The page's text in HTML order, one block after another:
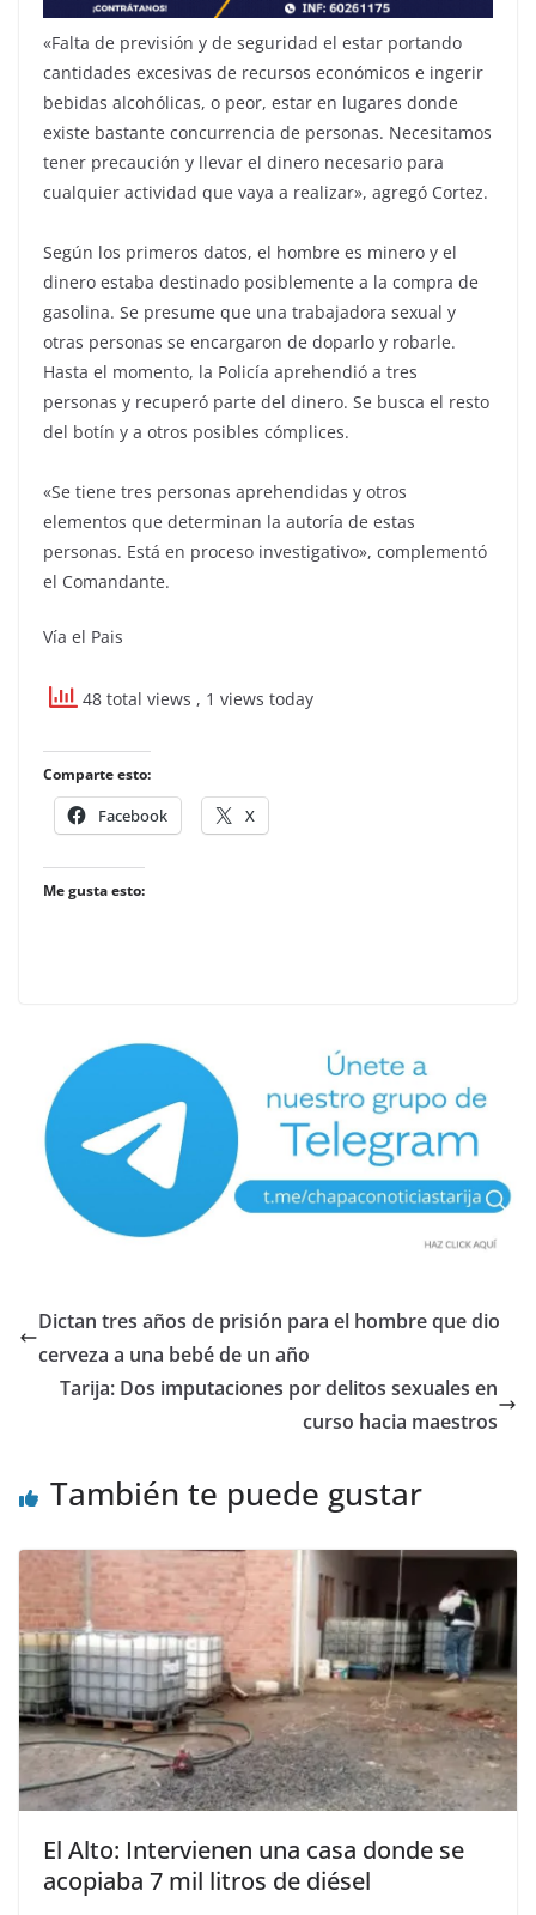
«Falta de previsión y de seguridad el estar portando
cantidades excesivas de recursos económicos e ingerir
bebidas alcohólicas, o peor, estar en lugares donde
existe bastante concurrencia de personas. Necesitamos
tener precaución y llevar el dinero necesario para
cualquier actividad que vaya a realizar», agregó Cortez.
Según los primeros datos, el hombre es minero y el
dinero estaba destinado posiblemente a la compra de
gasolina. Se presume que una trabajadora sexual y
otras personas se encargaron de doparlo y robarle.
Hasta el momento, la Policía aprehendió a tres
personas y recuperó parte del dinero. Se busca el resto
del botín y a otros posibles cómplices.
«Se tiene tres personas aprehendidas y otros
elementos que determinan la autoría de estas
personas. Está en proceso investigativo», complementó
el Comandante.
Vía el Pais
48 total views , 1 views today
Comparte esto:
Facebook X
Me gusta esto:
Dictan tres años de prisión para el hombre que dio
cerveza a una bebé de un año
Tarija: Dos imputaciones por delitos sexuales en
curso hacia maestros
También te puede gustar
El Alto: Intervienen una casa donde se
acopiaba 7 mil litros de diésel